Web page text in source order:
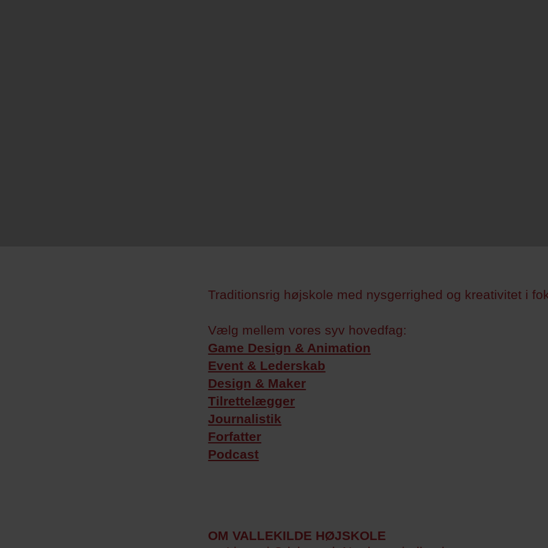
Traditionsrig højskole med nysgerrighed og kreativitet i
Vælg mellem vores syv hovedfag:
Game Design & Animation
Event & Lederskab
Design & Maker
Tilrettelægger
Journalistik
Forfatter
Podcast
OM VALLEKILDE HØJSKOLE